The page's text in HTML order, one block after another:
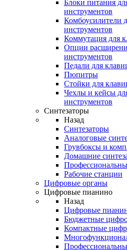
Блоки питания
инструментов
Комбоусилители
инструментов
Коммутация для
Опции
инструментов
Педали для
Пюпитры
Стойки для
Чехлы и кейсы
инструментов
Синтезаторы
Назад
Синтезаторы
Аналоговые
Грувбоксы и
Домашние
Рабочие станции
Цифровые органы
Цифровые пианино
Назад
Цифровые
Бюджетные
Компактные